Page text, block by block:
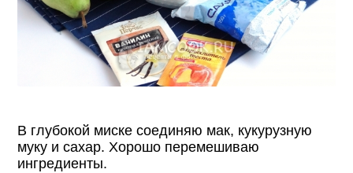
В глубокой миске соединяю мак, кукурузную
муку и сахар. Хорошо перемешиваю
ингредиенты.